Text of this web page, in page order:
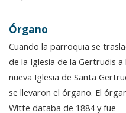
Órgano
Cuando la parroquia se
de la Iglesia de la Gertrudis a
nueva Iglesia de Santa
se llevaron el órgano. El
Witte databa de 1884 y fue